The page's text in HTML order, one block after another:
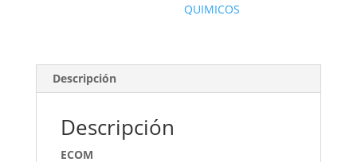
QUIMICOS
Descripción
Descripción
ECOM